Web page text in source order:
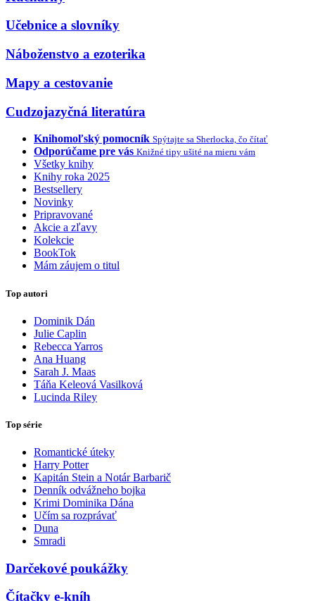
Učebnice a slovníky
Náboženstvo a ezoterika
Mapy a cestovanie
Cudzojazyčná literatúra
Knihomoľský pomocník Spýtajte sa Sherlocka, čo čítať
Odporúčame pre vás Knižné tipy ušité na mieru vám
Všetky knihy
Knihy roka 2025
Bestsellery
Novinky
Pripravované
Akcie a zľavy
Kolekcie
BookTok
Mám záujem o titul
Top autori
Dominik Dán
Julie Caplin
Rebecca Yarros
Ana Huang
Sarah J. Maas
Táňa Keleová Vasilková
Lucinda Riley
Top série
Romantické úteky
Harry Potter
Kapitán Stein a Notár Barbarič
Denník odvážneho bojka
Krimi Dominika Dána
Učím sa rozprávať
Duna
Smradi
Darčekové poukážky
Čítačky e-kníh